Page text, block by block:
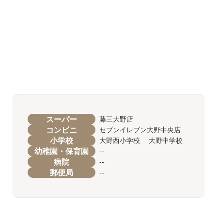
スーパー 藤三大野店
コンビニ セブンイレブン大野中央店
小学校 大野西小学校 大野中学校
幼稚園・保育園 --
病院 --
郵便局 --